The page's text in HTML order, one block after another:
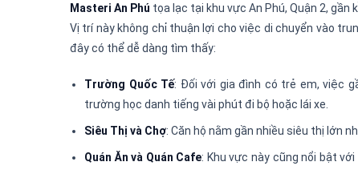
Masteri An Phú tọa lạc tại khu vực An Phú, Quận 2,
Vị trí này không chỉ thuận lợi cho việc di chuyển vào
đây có thể dễ dàng tìm thấy:
Trường Quốc Tế: Đối với gia đình có trẻ em, việc
trường học danh tiếng vài phút đi bộ hoặc lái xe.
Siêu Thị và Chợ: Căn hộ nằm gần nhiều siêu thị lớn
Quán Ăn và Quán Cafe: Khu vực này cũng nổi bật